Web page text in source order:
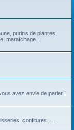
purins de plantes,
maraîchage...
avez envie de parler !
confitures.....